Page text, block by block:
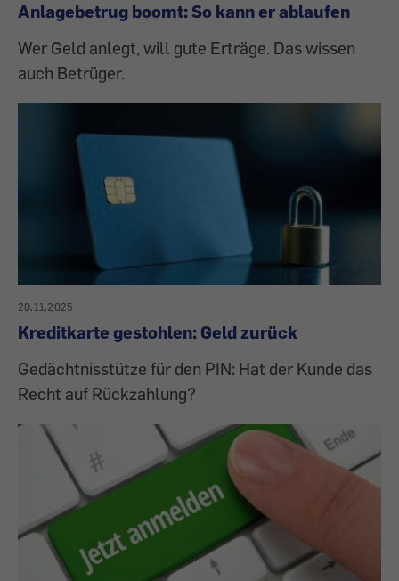
Anlagebetrug boomt: So kann er ablaufen
Wer Geld anlegt, will gute Erträge. Das wissen
auch Betrüger.
20.11.2025
Kreditkarte gestohlen: Geld zurück
Gedächtnisstütze für den PIN: Hat der Kunde das
Recht auf Rückzahlung?